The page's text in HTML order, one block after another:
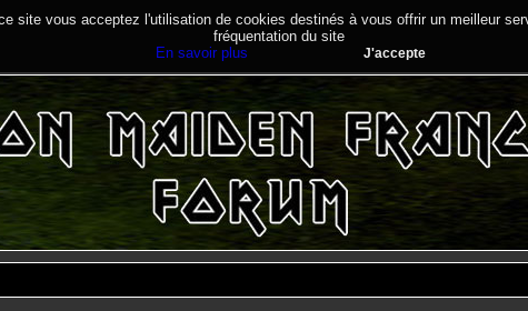
site vous acceptez l'utilisation de cookies destinés à vous offrir un meilleur
fréquentation du site
En savoir plus
J'accepte